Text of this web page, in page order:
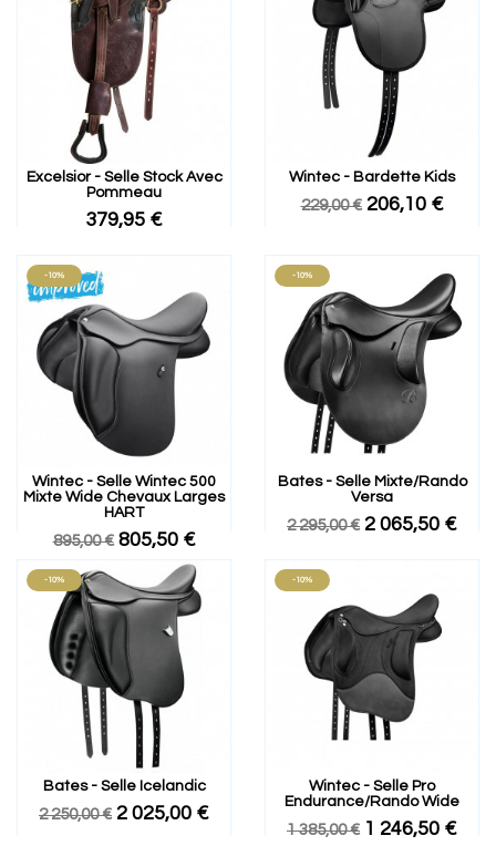
Excelsior - Selle Stock Avec
Pommeau
379,95 €
Wintec - Bardette Kids
229,00 € 206,10 €
Wintec - Selle Wintec 500
Mixte Wide Chevaux Larges
HART
895,00 € 805,50 €
-10%
Bates - Selle Mixte/rando
Versa
2 295,00 € 2 065,50 €
-10%
Bates - Selle Icelandic
2 250,00 € 2 025,00 €
-10%
Wintec - Selle Pro
Endurance/rando Wide
1 385,00 € 1 246,50 €
-10%